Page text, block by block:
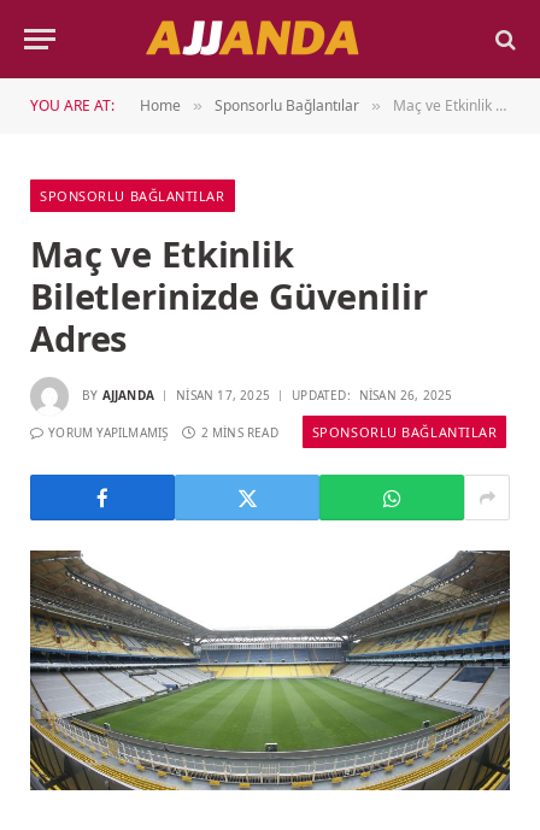
YOU ARE AT: Home » Sponsorlu Bağlantılar » Maç ve Etkinlik Biletlerinizde Güvenilir Adres
SPONSORLU BAĞLANTILAR
Maç ve Etkinlik
Biletlerinizde Güvenilir
Adres
BY AJJANDA NISAN 17, 2025 UPDATED: NISAN 26, 2025
YORUM YAPILMAMIŞ 2 MINS READ SPONSORLU BAĞLANTILAR